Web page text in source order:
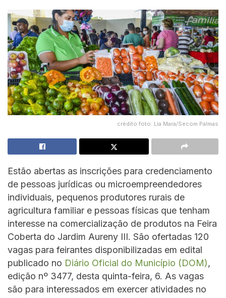
crédito foto: Lia Mara/Secom Palmas
Estão abertas as inscrições para credenciamento
de pessoas jurídicas ou microempreendedores
individuais, pequenos produtores rurais de
agricultura familiar e pessoas físicas que tenham
interesse na comercialização de produtos na Feira
Coberta do Jardim Aureny III. São ofertadas 120
vagas para feirantes disponibilizadas em edital
publicado no Diário Oficial do Município (DOM),
edição nº 3477, desta quinta-feira, 6. As vagas
são para interessados em exercer atividades no